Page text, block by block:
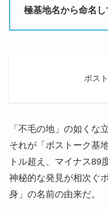
極基地名から命名し
ボス
「不毛の地」の如くな
それが「ボストーク基
トル超え、マイナス89
神秘的な発見が相次ぐ
身」の名前の由来だ。